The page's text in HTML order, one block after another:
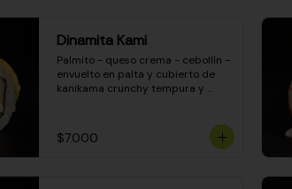
Dinamita Kami
Palmito - queso crema - cebollín -
envuelto en palta y cubierto de
kanikama crunchy tempura y
$7.000